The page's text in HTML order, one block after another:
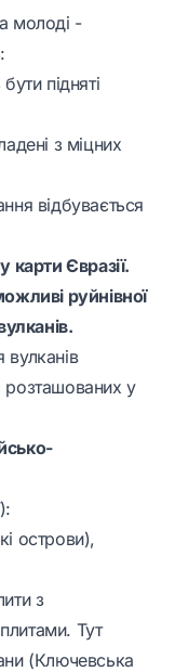
молоді -
підняті
з міцних
відбувається
карти Євразії.
руйнівної
вулканів
розташованих у
острови),
з
Тут
(Ключевська